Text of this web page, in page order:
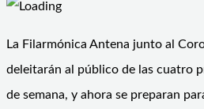
La Filarmónica Antena junto al
deleitarán al público de las cuatro
de semana, y ahora se preparan